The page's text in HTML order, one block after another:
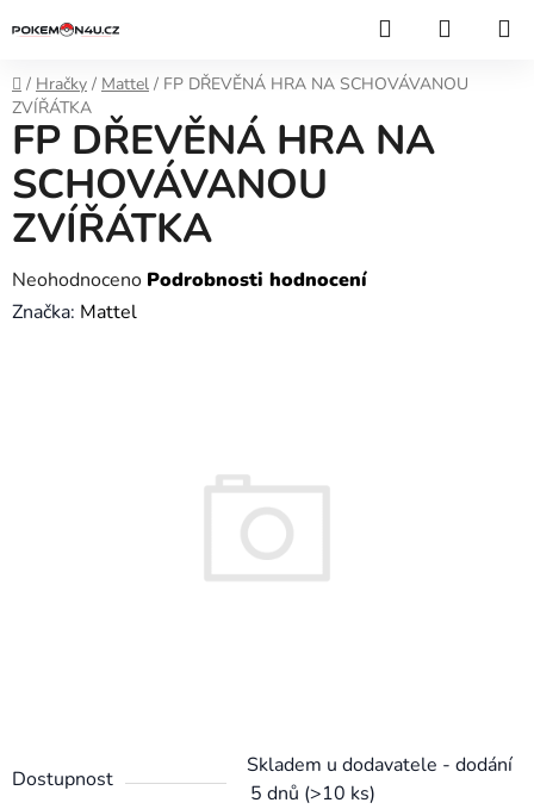
na
Hledat
Domů
/ Hračky / Mattel / FP DŘEVĚNÁ HRA NA SCHOVÁVANOU
ZVÍŘÁTKA
Dostupnost
Skladem u dodavatele - dodání
5 dnů (>10 ks)
FP DŘEVĚNÁ HRA NA
SCHOVÁVANOU
ZVÍŘÁTKA
Průměrné
hodnocení
Neohodnoceno Podrobnosti hodnocení
Značka: Mattel